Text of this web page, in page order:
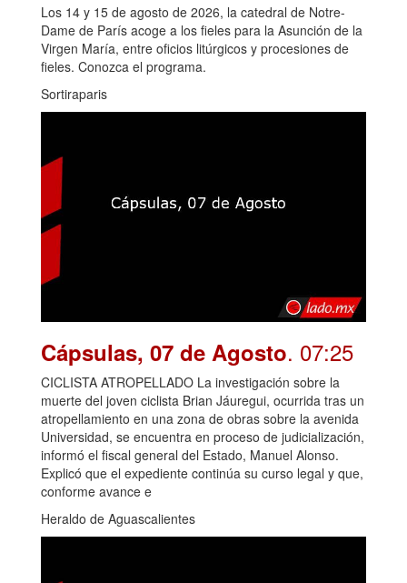
Los 14 y 15 de agosto de 2026, la catedral de Notre-
Dame de París acoge a los fieles para la Asunción de la
Virgen María, entre oficios litúrgicos y procesiones de
fieles. Conozca el programa.
Sortiraparis
Cápsulas, 07 de Agosto. 07:25
CICLISTA ATROPELLADO La investigación sobre la
muerte del joven ciclista Brian Jáuregui, ocurrida tras un
atropellamiento en una zona de obras sobre la avenida
Universidad, se encuentra en proceso de judicialización,
informó el fiscal general del Estado, Manuel Alonso.
Explicó que el expediente continúa su curso legal y que,
conforme avance e
Heraldo de Aguascalientes